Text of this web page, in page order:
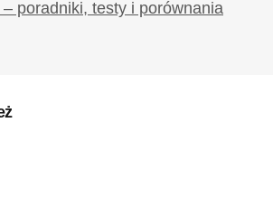
nie zostanie opublikowany.
są oznaczone